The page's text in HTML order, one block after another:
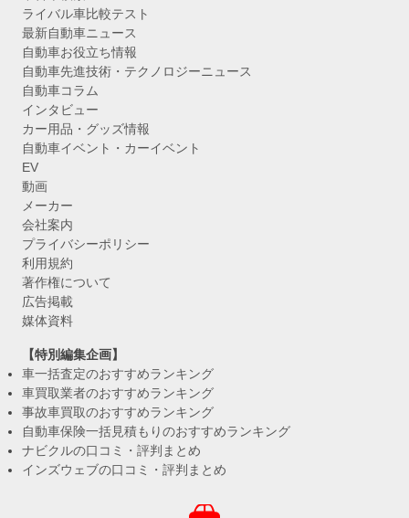
ライバル車比較テスト
最新自動車ニュース
自動車お役立ち情報
自動車先進技術・テクノロジーニュース
自動車コラム
インタビュー
カー用品・グッズ情報
自動車イベント・カーイベント
EV
動画
メーカー
会社案内
プライバシーポリシー
利用規約
著作権について
広告掲載
媒体資料
【特別編集企画】
車一括査定のおすすめランキング
車買取業者のおすすめランキング
事故車買取のおすすめランキング
自動車保険一括見積もりのおすすめランキング
ナビクルの口コミ・評判まとめ
インズウェブの口コミ・評判まとめ